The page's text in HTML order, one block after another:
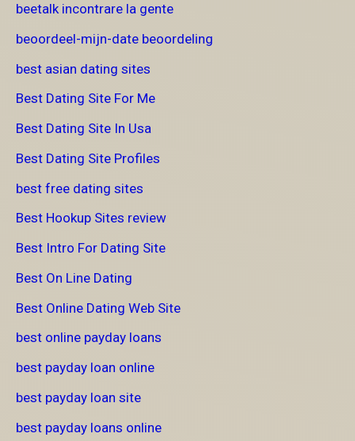
beetalk incontrare la gente
beoordeel-mijn-date beoordeling
best asian dating sites
Best Dating Site For Me
Best Dating Site In Usa
Best Dating Site Profiles
best free dating sites
Best Hookup Sites review
Best Intro For Dating Site
Best On Line Dating
Best Online Dating Web Site
best online payday loans
best payday loan online
best payday loan site
best payday loans online